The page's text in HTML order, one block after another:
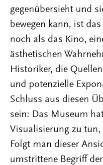
gegenübersieht und
bewegen kann, ist
noch als das Kino,
ästhetischen
Historiker, die
und potenzielle
Schluss aus diesen
sein: Das Museum
Visualisierung zu tun,
Folgt man dieser
umstrittene Begriff